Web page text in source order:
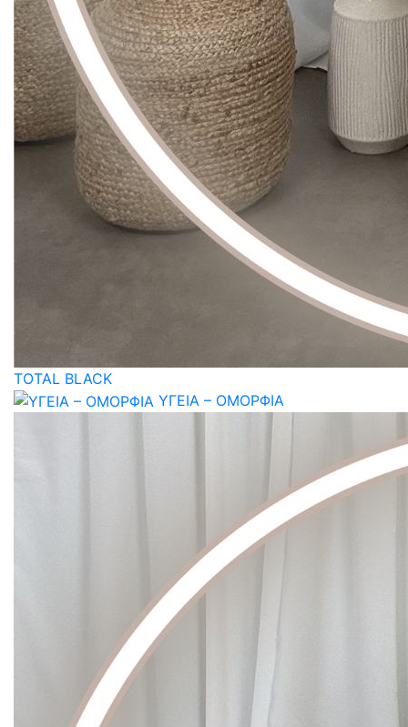
TOTAL BLACK
ΥΓΕΙΑ – ΟΜΟΡΦΙΑ